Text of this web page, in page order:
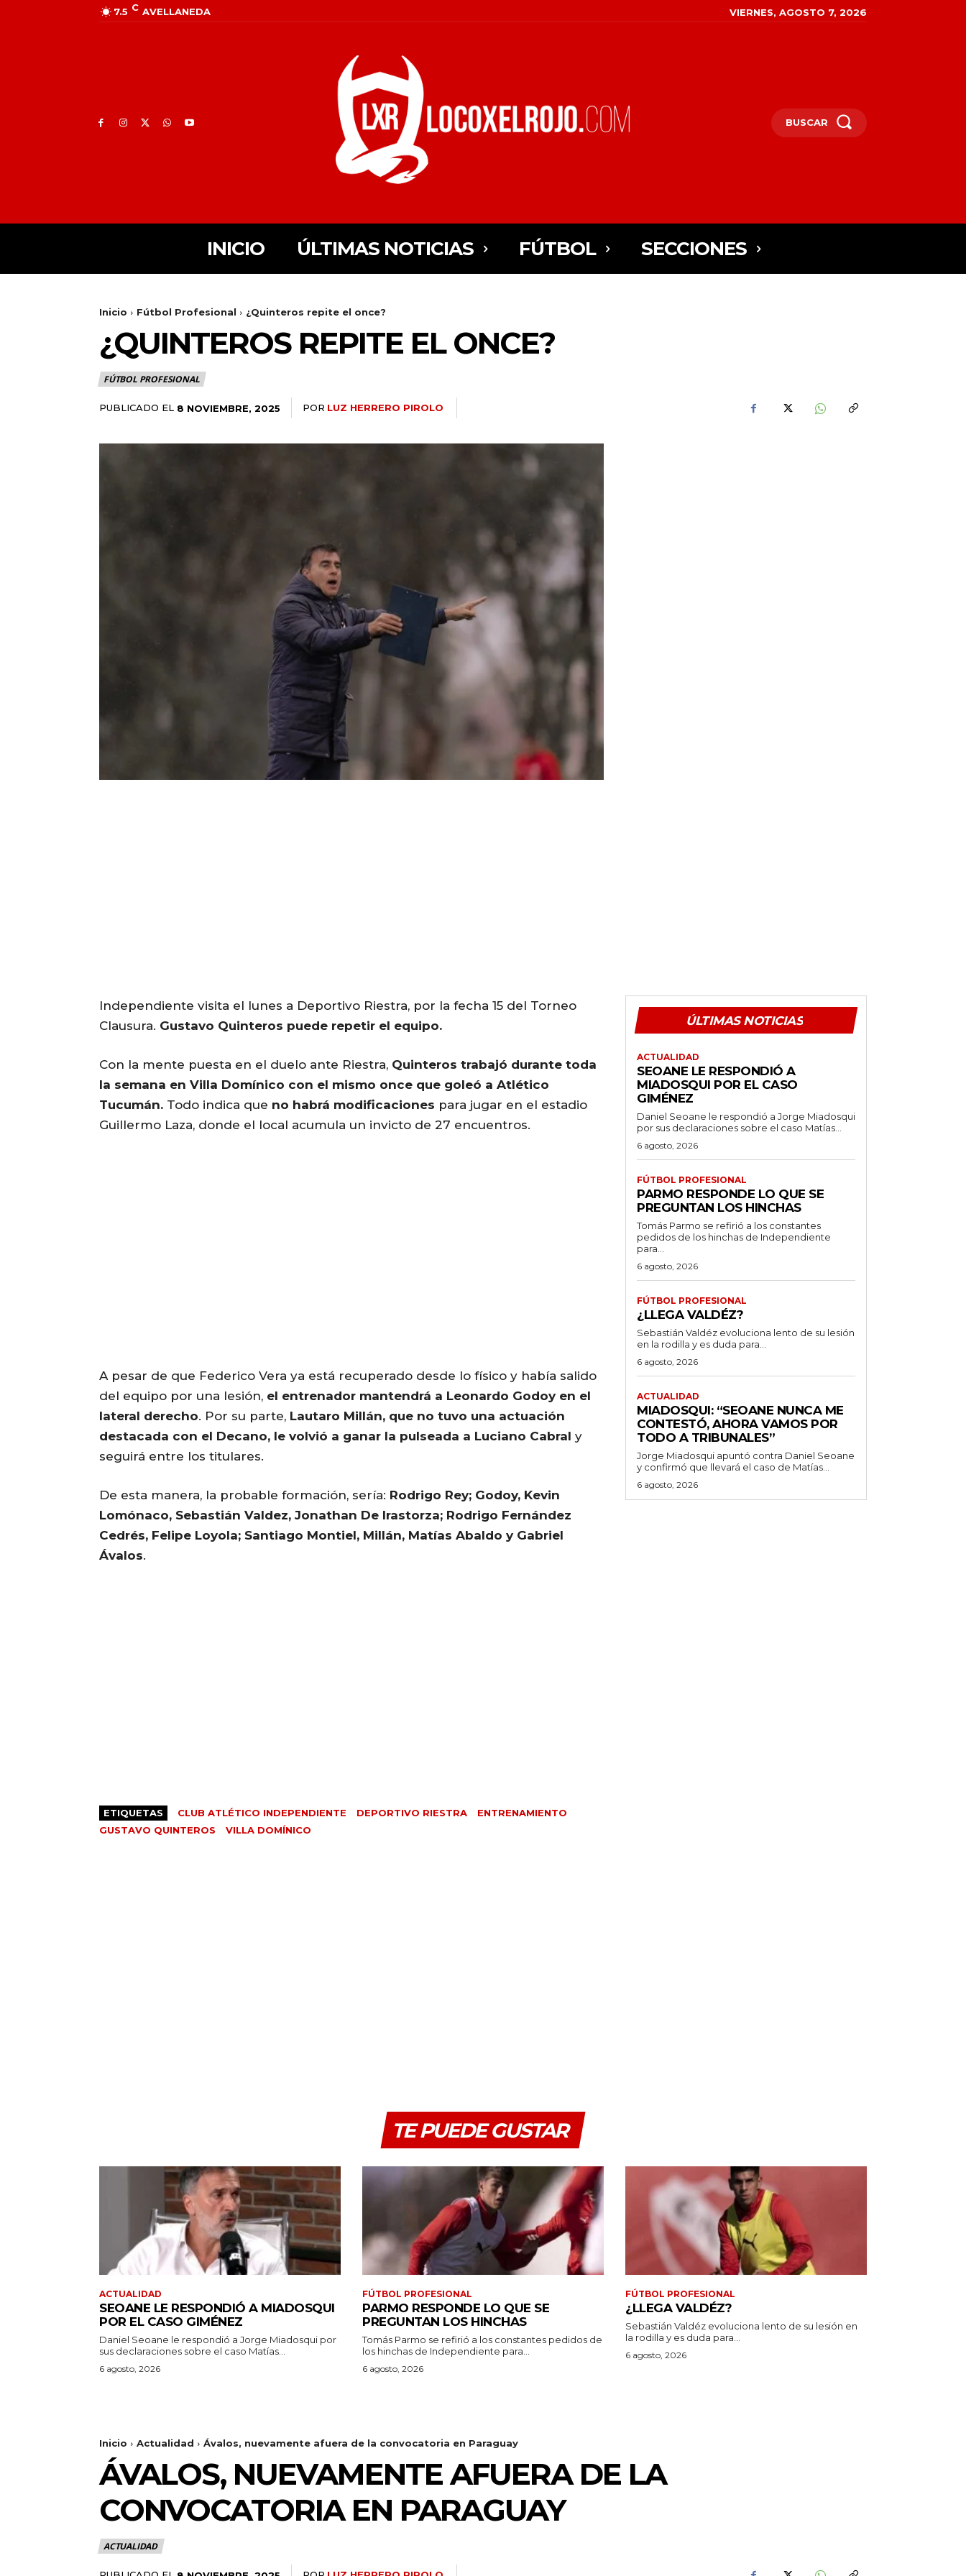
7.5 C AVELLANEDA VIERNES, AGOSTO 7, 2026
BUSCAR
INICIO ÚLTIMAS NOTICIAS FÚTBOL SECCIONES
Inicio Fútbol Profesional ¿Quinteros repite el once?
¿QUINTEROS REPITE EL ONCE?
FÚTBOL PROFESIONAL
PUBLICADO EL 8 NOVIEMBRE, 2025 POR LUZ HERRERO PIROLO
Independiente visita el lunes a Deportivo Riestra, por la fecha 15 del Torneo
Clausura. Gustavo Quinteros puede repetir el equipo.
Con la mente puesta en el duelo ante Riestra, Quinteros trabajó durante toda
la semana en Villa Domínico con el mismo once que goleó a Atlético
Tucumán. Todo indica que no habrá modificaciones para jugar en el estadio
Guillermo Laza, donde el local acumula un invicto de 27 encuentros.
A pesar de que Federico Vera ya está recuperado desde lo físico y había salido
del equipo por una lesión, el entrenador mantendrá a Leonardo Godoy en el
lateral derecho. Por su parte, Lautaro Millán, que no tuvo una actuación
destacada con el Decano, le volvió a ganar la pulseada a Luciano Cabral y
seguirá entre los titulares.
De esta manera, la probable formación, sería: Rodrigo Rey; Godoy, Kevin
Lomónaco, Sebastián Valdez, Jonathan De Irastorza; Rodrigo Fernández
Cedrés, Felipe Loyola; Santiago Montiel, Millán, Matías Abaldo y Gabriel
Ávalos.
ETIQUETAS CLUB ATLÉTICO INDEPENDIENTE DEPORTIVO RIESTRA
ENTRENAMIENTO
GUSTAVO QUINTEROS
VILLA DOMÍNICO
ÚLTIMAS NOTICIAS
ACTUALIDAD
SEOANE LE RESPONDIÓ A
MIADOSQUI POR EL CASO
GIMÉNEZ
Daniel Seoane le respondió a Jorge Miadosqui
por sus declaraciones sobre el caso Matías...
6 agosto, 2026
FÚTBOL PROFESIONAL
PARMO RESPONDE LO QUE SE
PREGUNTAN LOS HINCHAS
Tomás Parmo se refirió a los constantes
pedidos de los hinchas de Independiente
para...
6 agosto, 2026
FÚTBOL PROFESIONAL
¿LLEGA VALDÉZ?
Sebastián Valdéz evoluciona lento de su lesión
en la rodilla y es duda para...
6 agosto, 2026
ACTUALIDAD
MIADOSQUI: “SEOANE NUNCA ME
CONTESTÓ, AHORA VAMOS POR
TODO A TRIBUNALES”
Jorge Miadosqui apuntó contra Daniel Seoane
y confirmó que llevará el caso de Matías...
6 agosto, 2026
TE PUEDE GUSTAR
ACTUALIDAD
SEOANE LE RESPONDIÓ A MIADOSQUI
POR EL CASO GIMÉNEZ
Daniel Seoane le respondió a Jorge Miadosqui por
sus declaraciones sobre el caso Matías...
6 agosto, 2026
FÚTBOL PROFESIONAL
PARMO RESPONDE LO QUE SE
PREGUNTAN LOS HINCHAS
Tomás Parmo se refirió a los constantes pedidos de
los hinchas de Independiente para...
6 agosto, 2026
FÚTBOL PROFESIONAL
¿LLEGA VALDÉZ?
Sebastián Valdéz evoluciona lento de su lesión en
la rodilla y es duda para...
6 agosto, 2026